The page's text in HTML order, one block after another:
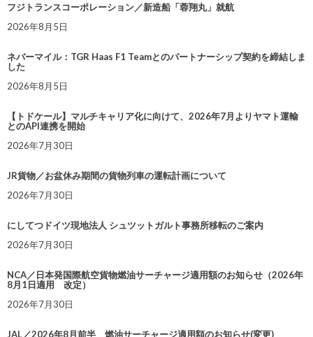
フジトランスコーポレーション／新造船「蓉翔丸」就航
2026年8月5日
ネバーマイル：TGR Haas F1 Teamとのパートナーシップ契約を締結しま
した
2026年8月5日
【トドケール】マルチキャリア化に向けて、2026年7月よりヤマト運輸
とのAPI連携を開始
2026年7月30日
JR貨物／お盆休み期間の貨物列車の運転計画について
2026年7月30日
にしてつドイツ現地法人 シュツットガルト事務所移転のご案内
2026年7月30日
NCA／日本発国際航空貨物燃油サーチャージ適用額のお知らせ（2026年
8月1日適用 改定）
2026年7月30日
JAL／2026年8月前半 燃油サーチャージ適用額のお知らせ(変更)